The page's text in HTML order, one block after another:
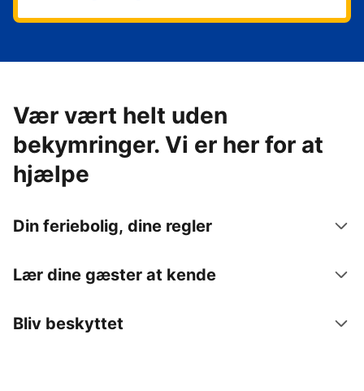
Vær vært helt uden
bekymringer. Vi er her for at
hjælpe
Din feriebolig, dine regler
Lær dine gæster at kende
Bliv beskyttet